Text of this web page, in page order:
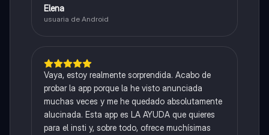
Elena
usuaria de Android
Vaya, estoy realmente sorprendida. Acabo de
probar la app porque la he visto anunciada
muchas veces y me he quedado absolutamente
alucinada. Esta app es LA AYUDA que quieres
para el insti y, sobre todo, ofrece muchísimas